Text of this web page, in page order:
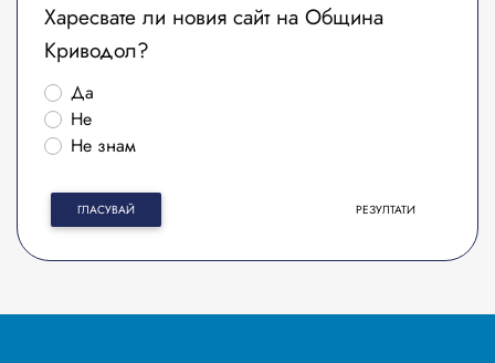
Харесвате ли новия сайт на Община
Криводол?
Да
Не
Не знам
ГЛАСУВАЙ РЕЗУЛТАТИ